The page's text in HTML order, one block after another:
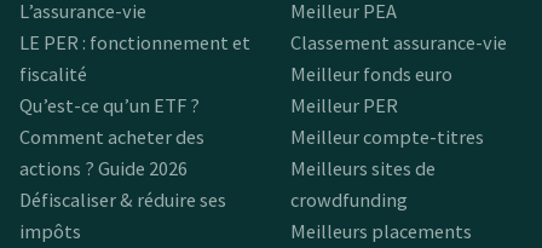
L’assurance-vie
LE PER : fonctionnement et
fiscalité
Qu’est-ce qu’un ETF ?
Comment acheter des
actions ? Guide 2026
Défiscaliser & réduire ses
impôts
Meilleur PEA
Classement assurance-vie
Meilleur fonds euro
Meilleur PER
Meilleur compte-titres
Meilleurs sites de
crowdfunding
Meilleurs placements